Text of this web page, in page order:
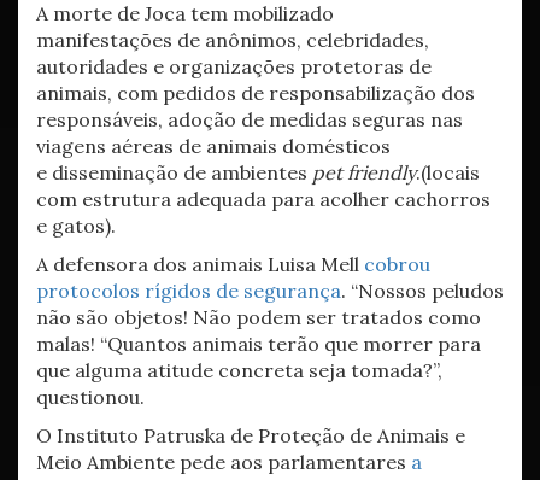
A morte de Joca tem mobilizado
manifestações de anônimos, celebridades,
autoridades e organizações protetoras de
animais, com pedidos de responsabilização dos
responsáveis, adoção de medidas seguras nas
viagens aéreas de animais domésticos
e disseminação de ambientes pet friendly.(locais
com estrutura adequada para acolher cachorros
e gatos).
A defensora dos animais Luisa Mell cobrou
protocolos rígidos de segurança. “Nossos peludos
não são objetos! Não podem ser tratados como
malas! “Quantos animais terão que morrer para
que alguma atitude concreta seja tomada?”,
questionou.
O Instituto Patruska de Proteção de Animais e
Meio Ambiente pede aos parlamentares a